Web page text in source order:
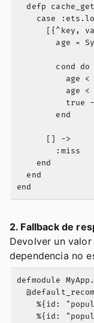
defp
case
[{^key,
age =
        cond do
age <
age <
true
        end
      [] ->
        :miss
    end
  end
2. Fallback de
Devolver un
dependencia no
defmodule
%{id:
%{id: